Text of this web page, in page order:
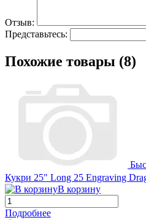
Отзыв:
Представьтесь:
Похожие товары (8)
Кукри 25" Long 25 Engraving
В корзину
Подробнее